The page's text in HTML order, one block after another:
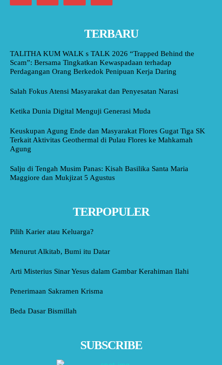
TERBARU
TALITHA KUM WALK s TALK 2026 “Trapped Behind the
Scam”: Bersama Tingkatkan Kewaspadaan terhadap
Perdagangan Orang Berkedok Penipuan Kerja Daring
Salah Fokus Atensi Masyarakat dan Penyesatan Narasi
Ketika Dunia Digital Menguji Generasi Muda
Keuskupan Agung Ende dan Masyarakat Flores Gugat Tiga SK
Terkait Aktivitas Geothermal di Pulau Flores ke Mahkamah
Agung
Salju di Tengah Musim Panas: Kisah Basilika Santa Maria
Maggiore dan Mukjizat 5 Agustus
TERPOPULER
Pilih Karier atau Keluarga?
Menurut Alkitab, Bumi itu Datar
Arti Misterius Sinar Yesus dalam Gambar Kerahiman Ilahi
Penerimaan Sakramen Krisma
Beda Dasar Bismillah
SUBSCRIBE